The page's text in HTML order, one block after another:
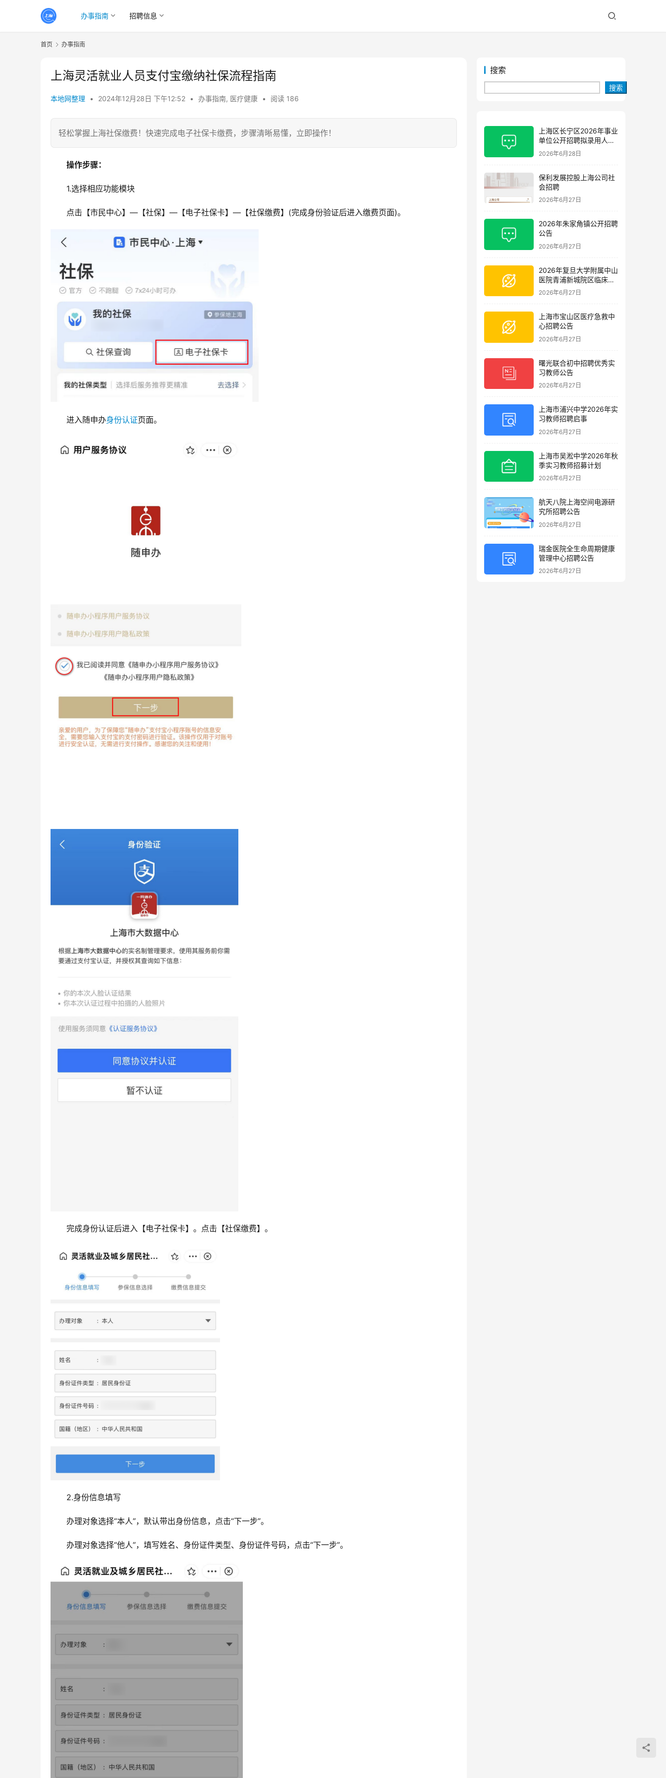
办事指南 招聘信息
首页 办事指南
上海灵活就业人员支付宝缴纳社保流程指南
本地网整理 • 2024年12月28日 下午12:52 • 办事指南, 医疗健康 • 阅读 186
轻松掌握上海社保缴费！快速完成电子社保卡缴费，步骤清晰易懂，立即操作！
操作步骤：
1.选择相应功能模块
点击【市民中心】—【社保】—【电子社保卡】—【社保缴费】(完成身份验证后进入缴费页面)。
进入随申办身份认证页面。
完成身份认证后进入【电子社保卡】。点击【社保缴费】。
2.身份信息填写
办理对象选择“本人”，默认带出身份信息，点击“下一步”。
办理对象选择“他人”，填写姓名、身份证件类型、身份证件号码，点击“下一步”。
搜索
搜索
上海区长宁区2026年事业
单位公开招聘拟录用人员
公示(第三批)
2026年6月28日
保利发展控股上海公司社
会招聘
2026年6月27日
2026年朱家角镇公开招聘
公告
2026年6月27日
2026年复旦大学附属中山
医院青浦新城院区临床护
理岗位招聘启事
2026年6月27日
上海市宝山区医疗急救中
心招聘公告
2026年6月27日
曙光联合初中招聘优秀实
习教师公告
2026年6月27日
上海市浦兴中学2026年实
习教师招聘启事
2026年6月27日
上海市吴淞中学2026年秋
季实习教师招募计划
2026年6月27日
航天八院上海空间电源研
究所招聘公告
2026年6月27日
瑞金医院全生命周期健康
管理中心招聘公告
2026年6月27日